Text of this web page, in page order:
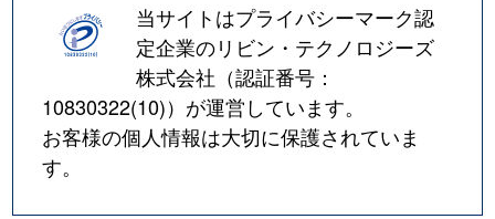
当サイトはプライバシーマーク認
定企業のリビン・テクノロジーズ
株式会社（認証番号：
10830322(10)）が運営しています。
お客様の個人情報は大切に保護されていま
す。